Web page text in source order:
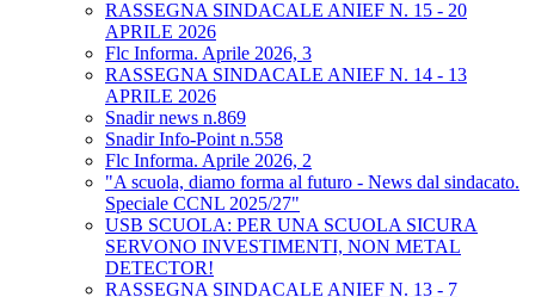
RASSEGNA SINDACALE ANIEF N. 15 - 20
APRILE 2026
Flc Informa. Aprile 2026, 3
RASSEGNA SINDACALE ANIEF N. 14 - 13
APRILE 2026
Snadir news n.869
Snadir Info-Point n.558
Flc Informa. Aprile 2026, 2
"A scuola, diamo forma al futuro - News dal sindacato.
Speciale CCNL 2025/27"
USB SCUOLA: PER UNA SCUOLA SICURA
SERVONO INVESTIMENTI, NON METAL
DETECTOR!
RASSEGNA SINDACALE ANIEF N. 13 - 7